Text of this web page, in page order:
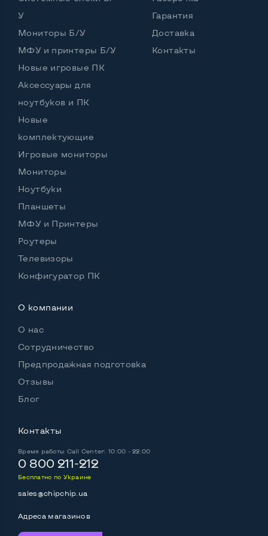
Нет
Разъем для микрофона и наушников
Да, спереди и сзади
Выход USB 2_0
Выход USB 3_0
Мощность блока питания, Вт
Внешний блок питания
Комплектация: системный блок, кабель питания
Да
У
Мониторы Б/У
МФУ и принтеры Б/У
Новые игровые ПК
Аксессуары для
ноутбуков и ПК
Новые
комплектующие
Игровые мониторы
Мониторы
Ноутбуки
Планшеты
МФУ и Принтеры
Роутеры
Телевизоры
Конфигуратор ПК
Гарантия
Доставка
Контакты
О компании
О нас
Сотрудничество
Предпродажная подготовка
Отзывы
Блог
Контакты
Время работы Call Center: 10:00 - 22:00
0 800 211-212
Бесплатно по Украине
sales@chipchip.ua
Адреса магазинов